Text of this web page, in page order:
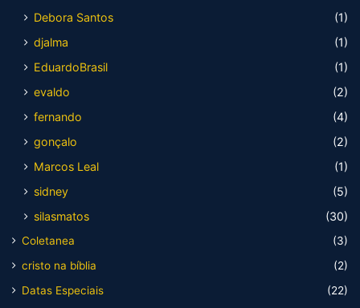
Debora Santos
(1)
djalma
(1)
EduardoBrasil
(1)
evaldo
(2)
fernando
(4)
gonçalo
(2)
Marcos Leal
(1)
sidney
(5)
silasmatos
(30)
Coletanea
(3)
cristo na bíblia
(2)
Datas Especiais
(22)